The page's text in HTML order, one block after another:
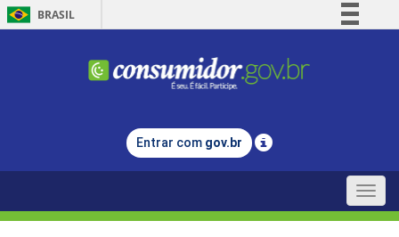
BRASIL
Comunica BR
Legislação
Entrar com gov.br
Toggle